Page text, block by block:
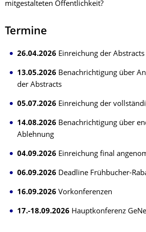
mitgestalteten Öffentlichkeit?
Termine
26.04.2026 Einreichung der
13.05.2026 Benachrichtigung über
der Abstracts
05.07.2026 Einreichung der
14.08.2026 Benachrichtigung über
Ablehnung
04.09.2026 Einreichung final
06.09.2026 Deadline Frühbucher-
16.09.2026 Vorkonferenzen
17.-18.09.2026 Hauptkonferenz